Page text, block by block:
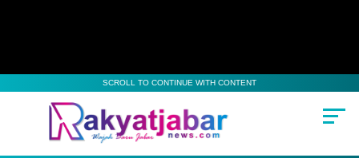
SCROLL TO CONTINUE WITH CONTENT